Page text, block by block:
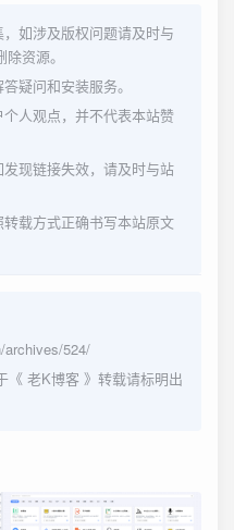
如涉及版权问题请及时与
资源。
疑问和安装服务。
人观点，并不代表本站赞
现链接失效，请及时与站
载方式正确书写本站原文
524/
《 老K博客 》转载请标明出